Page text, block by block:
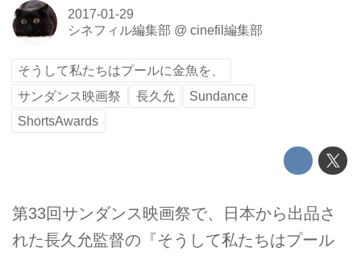
2017-01-29
シネフィル編集部 @ cinefil編集部
そうして私たちはプールに金魚を、
サンダンス映画祭
長久允
Sundance
ShortsAwards
第33回サンダンス映画祭で、日本から出品さ
れた長久允監督の『そうして私たちはプール